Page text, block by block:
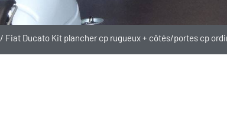
/ Fiat Ducato Kit plancher cp rugueux + côtés/portes cp